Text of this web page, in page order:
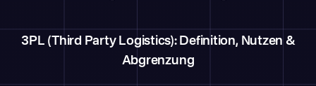
3PL (Third Party Logistics): Definition, Nutzen &
Abgrenzung